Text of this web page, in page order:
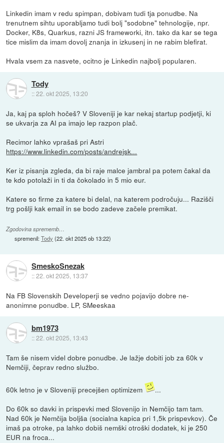
Linkedin imam v redu spimpan, dobivam tudi tja ponudbe. Na
trenutnem sihtu uporabljamo tudi bolj "sodobne" tehnologije, npr.
Docker, K8s, Quarkus, razni JS frameworki, itn. tako da kar se tega
tice mislim da imam dovolj znanja in izkusenj in ne rabim blefirat.
Hvala vsem za nasvete, ocitno je Linkedin najbolj popularen.
Tody
::22. okt 2025, 13:20
Ja, kaj pa sploh hočeš? V Sloveniji je kar nekaj startup podjetji, ki
se ukvarja za AI pa imajo lep razpon plač.
Recimor lahko vprašaš pri Astri
https://www.linkedin.com/posts/andrejsk...
Ker iz pisanja zgleda, da bi raje malce jambral pa potem čakal da
te kdo potolaži in ti da čokolado in 5 mio eur.
Katere so firme za katere bi delal, na katerem področuju... Razišči
trg pošlji kak email in se bodo zadeve začele premikat.
Zgodovina sprememb…
spremenil:Tody (22. okt 2025 ob 13:22)
SmeskoSnezak
::22. okt 2025, 13:37
Na FB Slovenskih Developerji se vedno pojavijo dobre ne-
anonimne ponudbe. LP, SMeeskaa
bm1973
::22. okt 2025, 13:43
Tam še nisem videl dobre ponudbe. Je lažje dobiti job za 60k v
Nemčiji, čeprav redno službo.
60k letno je v Sloveniji precejšen optimizem
...
Do 60k so davki in prispevki med Slovenijo in Nemčijo tam tam.
Nad 60k je Nemčija boljša (socialna kapica pri 1,5k prispevkov). Če
imaš pa otroke, pa lahko dobiš nemški otroški dodatek, ki je 250
EUR na froca...